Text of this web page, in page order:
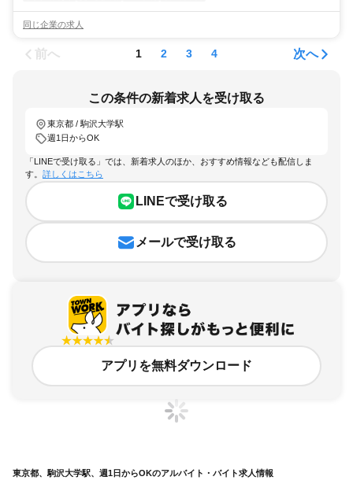
同じ企業の求人
前へ 1 2 3 4 次へ
この条件の新着求人を受け取る
東京都 / 駒沢大学駅
週1日からOK
「LINEで受け取る」では、新着求人のほか、おすすめ情報なども配信しま
す。 詳しくはこちら
LINEで受け取る
メールで受け取る
アプリを無料ダウンロード
東京都、駒沢大学駅、週1日からOKのアルバイト・バイト求人情報